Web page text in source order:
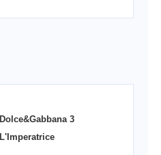
Dolce&Gabbana 3
L'Imperatrice